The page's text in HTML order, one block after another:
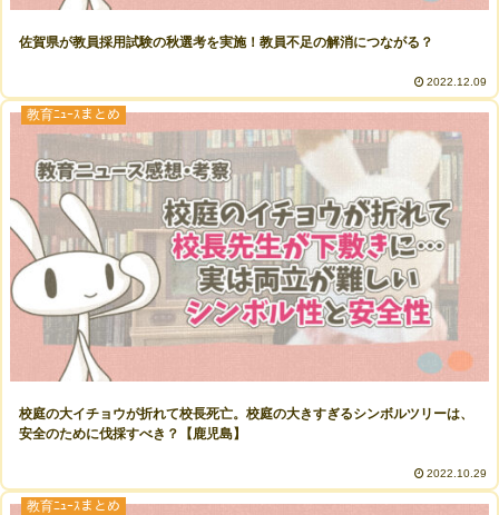
佐賀県が教員採用試験の秋選考を実施！教員不足の解消につながる？
2022.12.09
教育ﾆｭｰｽまとめ
校庭の大イチョウが折れて校長死亡。校庭の大きすぎるシンボルツリーは、
安全のために伐採すべき？【鹿児島】
2022.10.29
教育ﾆｭｰｽまとめ